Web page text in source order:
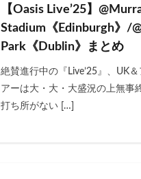
【Oasis Live’25】
Stadium《Edinburgh》/
Park《Dublin》まとめ
絶賛進行中の『Live’25』、UK
アーは大・大・大盛況の上無事
打ち所がない […]